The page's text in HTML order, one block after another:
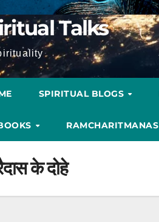
Talks
SPIRITUAL BLOGS
RAMCHARITMANAS
के दोहे